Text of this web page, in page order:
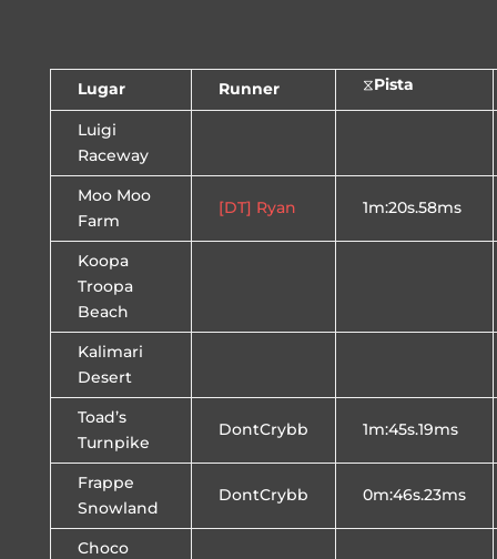
Lugar Runner ⧖Pista
Luigi
Raceway
Moo Moo
Farm
[DT] Ryan 1m:20s.58ms
Koopa
Troopa
Beach
Kalimari
Desert
Toad’s
Turnpike
DontCrybb 1m:45s.19ms
Frappe
Snowland
DontCrybb 0m:46s.23ms
Choco